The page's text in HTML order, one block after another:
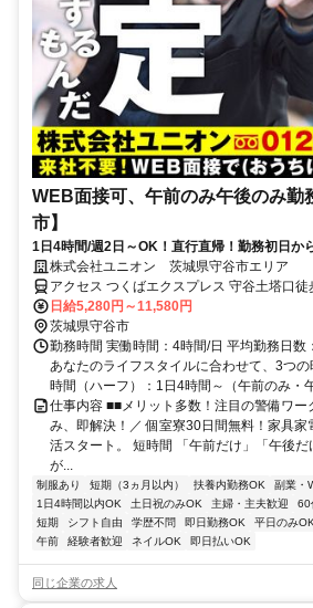
WEB面接可、午前のみ午後のみ勤
市】
1日4時間/週2日～OK！直行直帰！勤務初日か
＆携帯貸与♪
株式会社ユニオン 茨城県守谷市エリア
アクセス つくばエクスプレス 守谷土塔口
プレス 守谷土塔口徒歩約21分、関東鉄道常
城県守谷市エリア
日給5,280円～11,580円
茨城県守谷市
勤務時間 実働時間：4時間/日 平均勤務日数
あなたのライフスタイルに合わせて、3つ
時間（ハーフ）：1日4時間～（午前のみ・
仕事内容 ■■メリット多数！注目の警備ワ
み、即解決！／ 個室寮30日間無料！家具家
活スタート。 短時間 「午前だけ」「午後
が...
制服あり 短期（3ヵ月以内） 扶養内勤務OK
副業・
1日4時間以内OK
土日祝のみOK 主婦・主夫歓迎 60
短期
シフト自由 学歴不問 即日勤務OK 平日のみOK
午前
経験者歓迎 ネイルOK 即日払いOK
同じ企業の求人